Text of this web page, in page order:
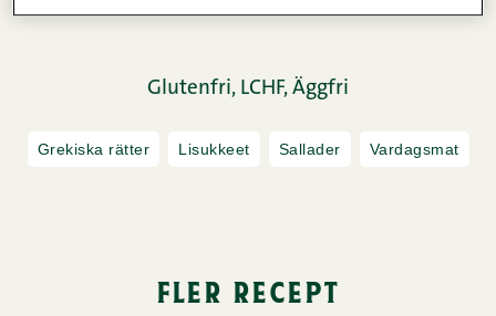
Glutenfri, LCHF, Äggfri
Grekiska rätter Lisukkeet Sallader Vardagsmat
fler recept